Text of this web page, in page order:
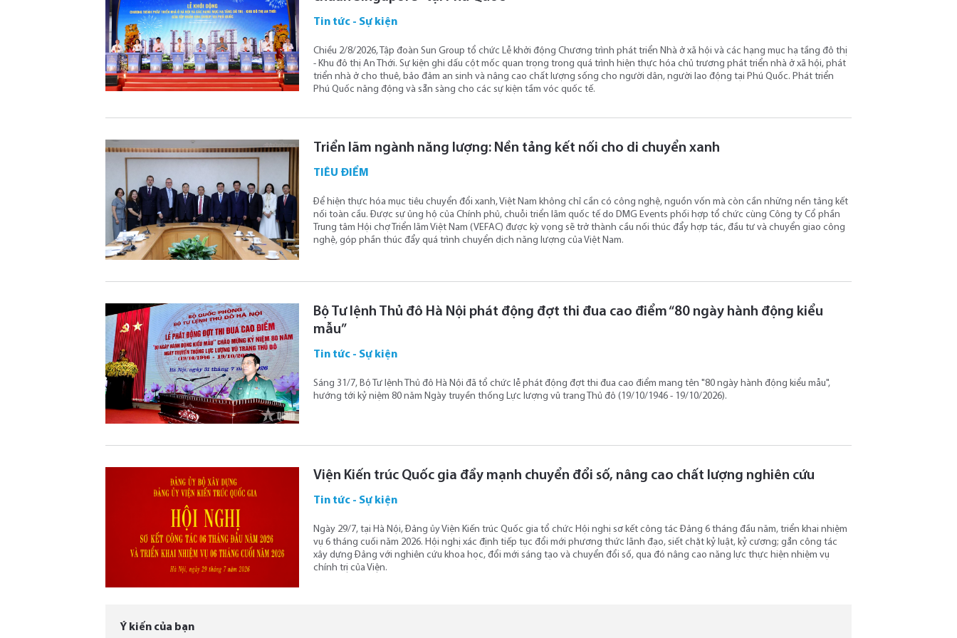
Tin tức - Sự kiện
Chiều 2/8/2026, Tập đoàn Sun Group tổ chức Lễ khởi động Chương trình phát triển Nhà ở xã hội và các hạng mục hạ tầng đô thị
- Khu đô thị An Thới. Sự kiện ghi dấu cột mốc quan trọng trong quá trình hiện thực hóa chủ trương phát triển nhà ở xã hội, phát
triển nhà ở cho thuê, bảo đảm an sinh và nâng cao chất lượng sống cho người dân, người lao động tại Phú Quốc. Phát triển
Phú Quốc năng động và sẵn sàng cho các sự kiện tầm vóc quốc tế.
Triển lãm ngành năng lượng: Nền tảng kết nối cho di chuyển xanh
TIÊU ĐIỂM
Để hiện thực hóa mục tiêu chuyển đổi xanh, Việt Nam không chỉ cần có công nghệ, nguồn vốn mà còn cần những nền tảng kết
nối toàn cầu. Được sự ủng hộ của Chính phủ, chuỗi triển lãm quốc tế do DMG Events phối hợp tổ chức cùng Công ty Cổ phần
Trung tâm Hội chợ Triển lãm Việt Nam (VEFAC) được kỳ vọng sẽ trở thành cầu nối thúc đẩy hợp tác, đầu tư và chuyển giao công
nghệ, góp phần thúc đẩy quá trình chuyển dịch năng lượng của Việt Nam.
Bộ Tư lệnh Thủ đô Hà Nội phát động đợt thi đua cao điểm “80 ngày hành động kiểu
mẫu”
Tin tức - Sự kiện
Sáng 31/7, Bộ Tư lệnh Thủ đô Hà Nội đã tổ chức lễ phát động đợt thi đua cao điểm mang tên "80 ngày hành động kiểu mẫu",
hướng tới kỷ niệm 80 năm Ngày truyền thống Lực lượng vũ trang Thủ đô (19/10/1946 - 19/10/2026).
Viện Kiến trúc Quốc gia đẩy mạnh chuyển đổi số, nâng cao chất lượng nghiên cứu
Tin tức - Sự kiện
Ngày 29/7, tại Hà Nội, Đảng ủy Viện Kiến trúc Quốc gia tổ chức Hội nghị sơ kết công tác Đảng 6 tháng đầu năm, triển khai nhiệm
vụ 6 tháng cuối năm 2026. Hội nghị xác định tiếp tục đổi mới phương thức lãnh đạo, siết chặt kỷ luật, kỷ cương; gắn công tác
xây dựng Đảng với nghiên cứu khoa học, đổi mới sáng tạo và chuyển đổi số, qua đó nâng cao năng lực thực hiện nhiệm vụ
chính trị của Viện.
Ý kiến của bạn